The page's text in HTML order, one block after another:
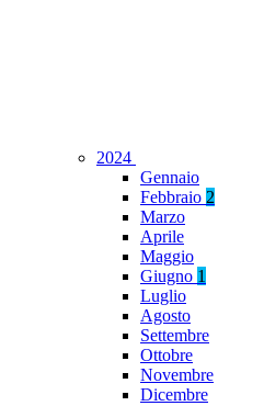
2024
Gennaio
Febbraio 2
Marzo
Aprile
Maggio
Giugno 1
Luglio
Agosto
Settembre
Ottobre
Novembre
Dicembre